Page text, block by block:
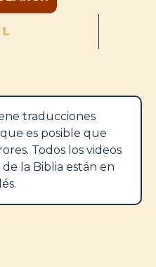
traducciones
es posible que
Todos los videos
la Biblia están en